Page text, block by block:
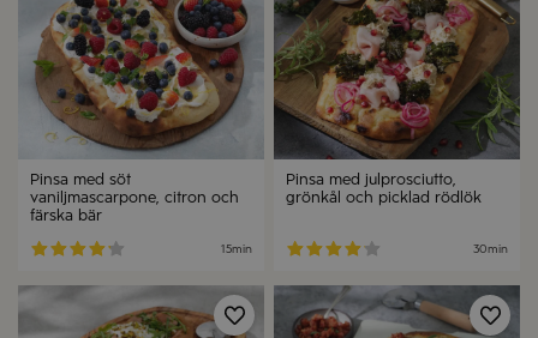
Pinsa med söt
vaniljmascarpone, citron och
färska bär
15min
Pinsa med julprosciutto,
grönkål och picklad rödlök
30min
Spara